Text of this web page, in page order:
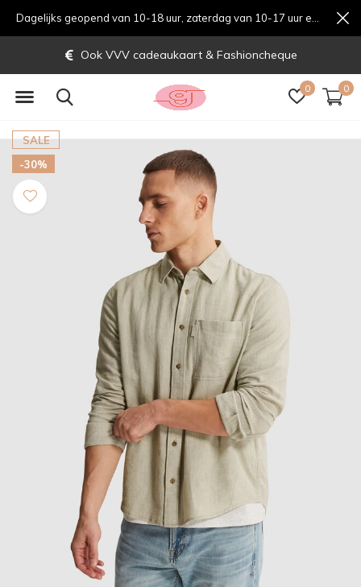
0 0
Ook VVV cadeaukaart & Fashioncheque
SALE
-30%